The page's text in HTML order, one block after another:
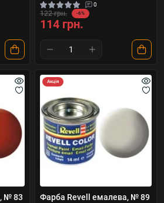
0
122 грн. -6%
114 грн.
№ 83
Акція
Фарба Revell емалева, № 89